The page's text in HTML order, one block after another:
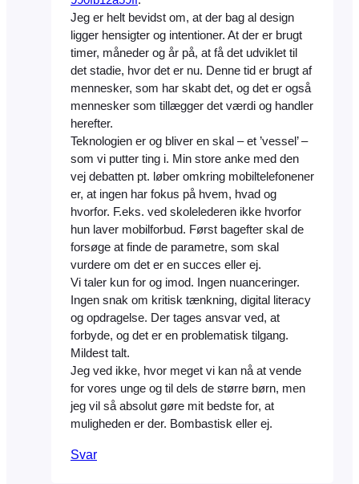
Jeg er helt bevidst om, at der bag al design
ligger hensigter og intentioner. At der er brugt
timer, måneder og år på, at få det udviklet til
det stadie, hvor det er nu. Denne tid er brugt af
mennesker, som har skabt det, og det er også
mennesker som tillægger det værdi og handler
herefter.
Teknologien er og bliver en skal – et ’vessel’ –
som vi putter ting i. Min store anke med den
vej debatten pt. løber omkring mobiltelefonener
er, at ingen har fokus på hvem, hvad og
hvorfor. F.eks. ved skolelederen ikke hvorfor
hun laver mobilforbud. Først bagefter skal de
forsøge at finde de parametre, som skal
vurdere om det er en succes eller ej.
Vi taler kun for og imod. Ingen nuanceringer.
Ingen snak om kritisk tænkning, digital literacy
og opdragelse. Der tages ansvar ved, at
forbyde, og det er en problematisk tilgang.
Mildest talt.
Jeg ved ikke, hvor meget vi kan nå at vende
for vores unge og til dels de større børn, men
jeg vil så absolut gøre mit bedste for, at
muligheden er der. Bombastisk eller ej.
Svar